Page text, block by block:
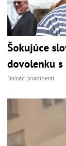
Šokujúce
dovolenku
Domáci prominenti